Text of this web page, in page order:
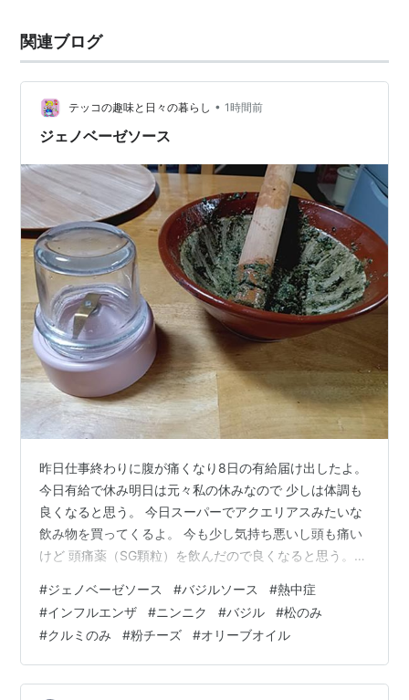
て、体全体の血液の循環量が減少した時に発生。
治療
輸液と冷却療法を行う。
【熱痙攣】
原因
大量の発汗後に水分だけを補給して、塩分やミネ
ラルが不足した場合に発生。
治療
食塩水の経口投与を行う。
【熱疲労】
原因
多量の発汗に水分・塩分補給が追いつかず、脱水
症状になったときに発生。
治療
輸液と冷却療法を行う。
【熱射病】
原因
視床下部の温熱中枢まで障害されたときに、体温
調節機能が失われることにより生じる。
治療法
緊急入院で速やかに冷却療法を行う。
応急処置法
【迅速さの大切さ】
関連ブログ
テッコの趣味と日々の暮らし • 1時間前
ジェノベーゼソース
昨日仕事終わりに腹が痛くなり8日の有給届け出したよ。
今日有給で休み明日は元々私の休みなので 少しは体調も
良くなると思う。 今日スーパーでアクエリアスみたいな
飲み物を買ってくるよ。 今も少し気持ち悪いし頭も痛い
けど 頭痛薬（SG顆粒）を飲んだので良くなると思う。
乗り切ります。 今日朝早く起きたので午前４時前頃・・
涼しい時にバジルの葉っぱを取りました。 ジェノベーゼ
ソースを作るため・・ 材料は前もって買ってあります。
しかし結局機械を使わず昔ながらの擂り鉢を使いまし
た。 どうも隣のフードプロセッサー？ それともミキサ
#ジェノベーゼソース #バジルソース #熱中症
#インフルエンザ #ニンニク #バジル #松のみ
#クルミのみ #粉チーズ #オリーブオイル